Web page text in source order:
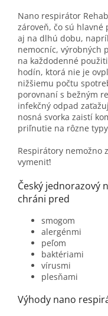
Nano respirátor
zároveň, čo sú
aj na dlhú dobu,
nemocníc, výrobných
na každodenné
hodín, ktorá nie je
nižšiemu počtu
porovnaní s bežným
infekčný odpad
nosná svorka zaistí
priľnutie na rôzne
Respirátory nemožno
vymeniť!
Český jednorazový
chráni pred
smogom
alergénmi
peľom
baktériami
vírusmi
plesňami
Výhody nano